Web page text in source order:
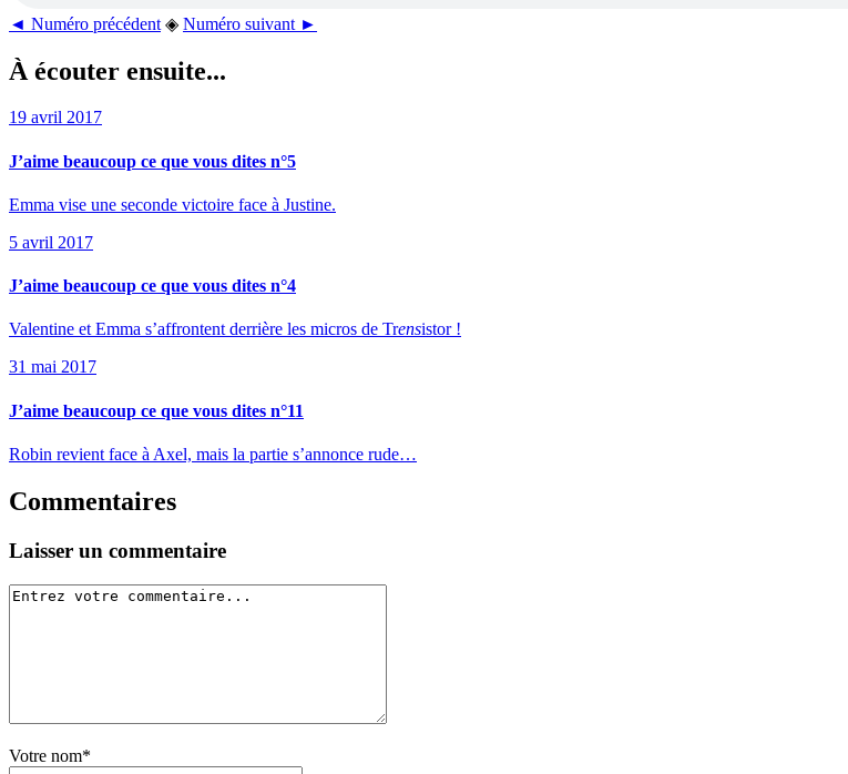
◄ Numéro précédent ◈ Numéro suivant ►
À écouter ensuite...
19 avril 2017
J’aime beaucoup ce que vous dites n°5
Emma vise une seconde victoire face à Justine.
5 avril 2017
J’aime beaucoup ce que vous dites n°4
Valentine et Emma s’affrontent derrière les micros de Trensistor !
31 mai 2017
J’aime beaucoup ce que vous dites n°11
Robin revient face à Axel, mais la partie s’annonce rude…
Commentaires
Laisser un commentaire
Votre nom*